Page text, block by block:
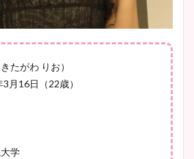
鈴木唯の太ってた時の体重が
ヤバすぎww原因や痩せたダ
イエット方は？昔と現在を画
豊島実季アナのカップ画像ま
とめ！美脚や水着姿に年齢も
たがわ りお）
月16日（22歳）
学